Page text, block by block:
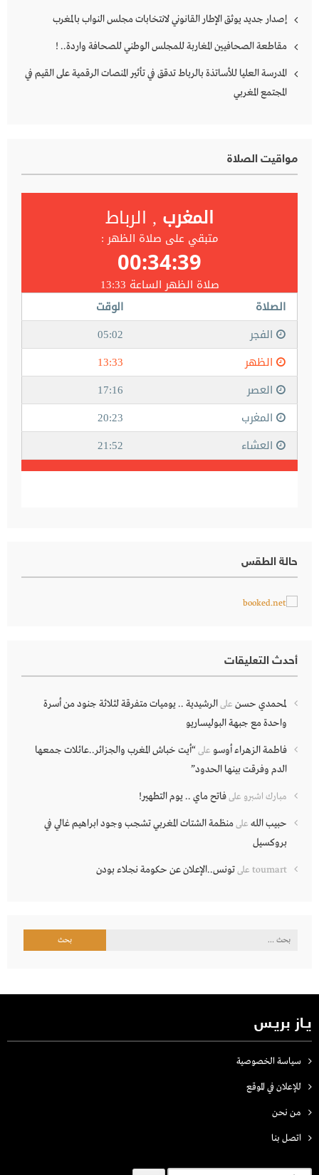
إصدار جديد يوثق الإطار القانوني لانتخابات مجلس النواب بالمغرب
مقاطعة الصحافيين المغاربة للمجلس الوطني للصحافة واردة.. !
المدرسة العليا للأساتذة بالرباط تدقق في تأثير المنصات الرقمية على القيم في
المجتمع المغربي
مواقيت الصلاة
حالة الطقس
أحدث التعليقات
لمحمدي حسن علىالرشيدية .. يوميات متفرقة لثلاثة جنود من أسرة
واحدة مع جبهة البوليساريو
فاطمة الزهراء أوسو على“أيت خباش المغرب والجزائر..عائلات جمعها
الدم وفرقت بينها الحدود”
مبارك اشبرو علىفاتح ماي .. يوم التطهير!
حبيب الله علىمنظمة الشتات المغربي تشجب وجود ابراهيم غالي في
بروكسيل
toumart علىتونس..الإعلان عن حكومة نجلاء بودن
البحث
يـاز بريـس
سياسة الخصوصية
للإعلان في الموقع
من نحن
اتصل بنـا